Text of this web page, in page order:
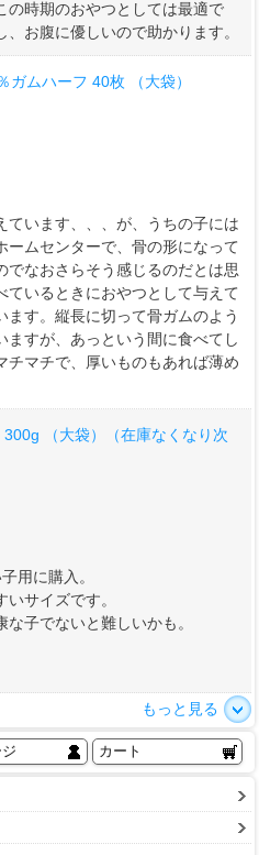
の時期のおやつとしては最適で
お腹に優しいので助かります。
ガムハーフ 40枚 （大袋）
ています、、、が、うちの子には
ムセンターで、骨の形になって
でなおさらそう感じるのだとは思
ているときにおやつとして与えて
す。縦長に切って骨ガムのよう
ますが、あっという間に食べてし
チマチで、厚いものもあれば薄め
（大袋）（在庫なくなり次
用に購入。
サイズです。
子でないと難しいかも。
もっと見る
カート